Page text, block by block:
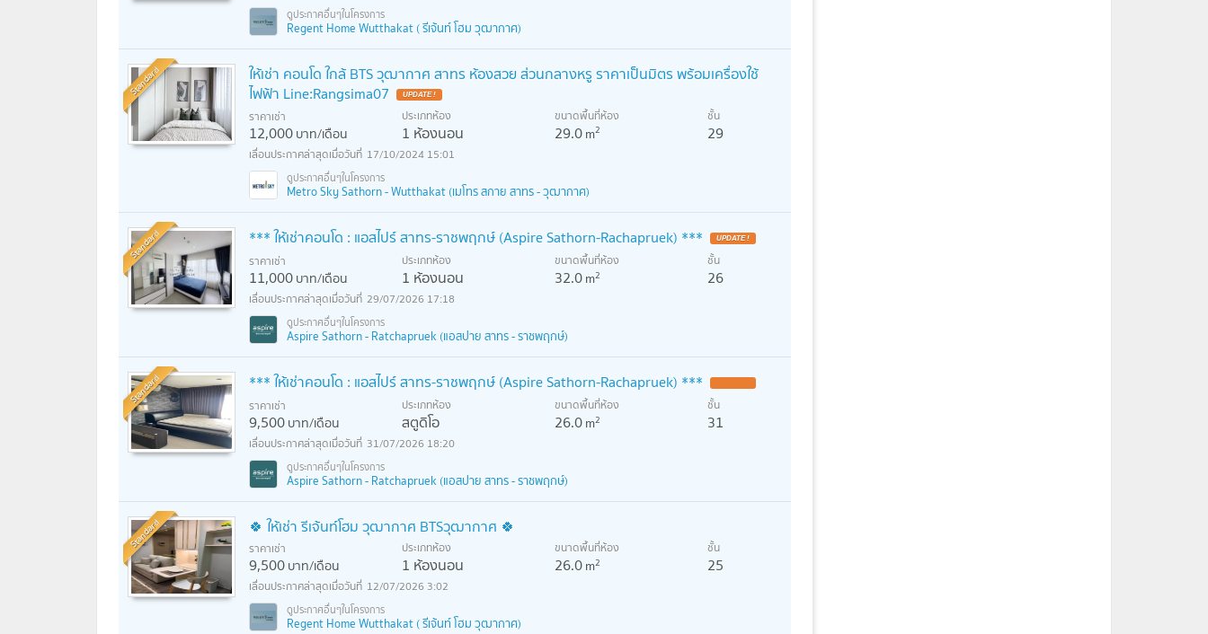
Regent Home Wutthakat ( รีเจ้นท์ โฮม วุฒากาศ)
Standard
ให้เช่า คอนโด ใกล้ BTS วุฒากาศ สาทร ห้องสวย ส่วนกลางหรู ราคาเป็นมิตร พร้อมเครื่องใช้
ไฟฟ้า Line:Rangsima07
ราคาเช่า
12,000บาท/เดือน
ประเภทห้อง
1 ห้องนอน
ขนาดพื้นที่ห้อง
29.0m2
ชั้น
29
17/10/2024 15:01
Metro Sky Sathorn - Wutthakat (เมโทร สกาย สาทร - วุฒากาศ)
Standard *** ให้เช่าคอนโด : แอสไปร์ สาทร-ราชพฤกษ์ (Aspire Sathorn-Rachapruek) ***
ราคาเช่า
11,000บาท/เดือน
ประเภทห้อง
1 ห้องนอน
ขนาดพื้นที่ห้อง
32.0m2
ชั้น
26
29/07/2026 17:18
Aspire Sathorn - Ratchapruek (แอสปาย สาทร - ราชพฤกษ์)
Standard *** ให้เช่าคอนโด : แอสไปร์ สาทร-ราชพฤกษ์ (Aspire Sathorn-Rachapruek) ***
ราคาเช่า
9,500บาท/เดือน
ประเภทห้อง
สตูดิโอ
ขนาดพื้นที่ห้อง
26.0m2
ชั้น
31
31/07/2026 18:20
Aspire Sathorn - Ratchapruek (แอสปาย สาทร - ราชพฤกษ์)
Standard 🍀 ให้เช่า รีเจ้นท์โฮม วุฒากาศ BTSวุฒากาศ 🍀
ราคาเช่า
9,500บาท/เดือน
ประเภทห้อง
1 ห้องนอน
ขนาดพื้นที่ห้อง
26.0m2
ชั้น
25
12/07/2026 3:02
Regent Home Wutthakat ( รีเจ้นท์ โฮม วุฒากาศ)